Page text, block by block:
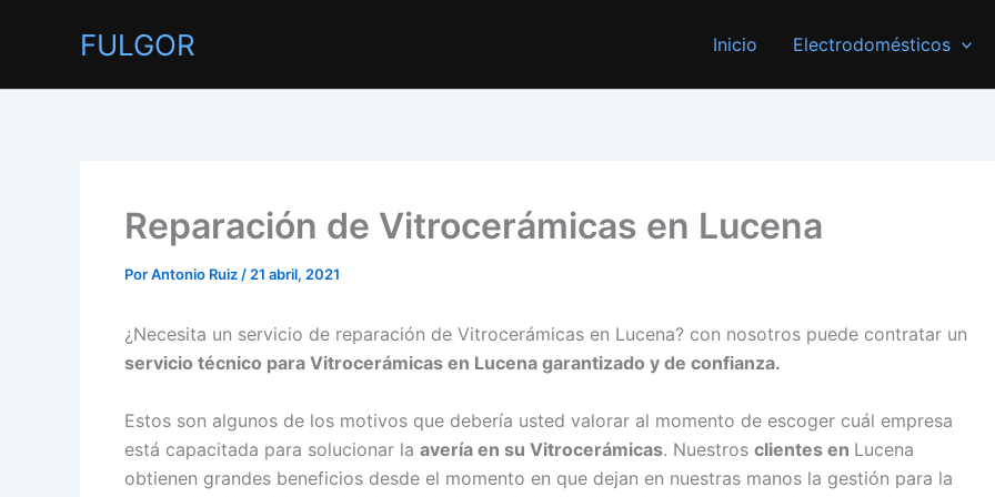
FULGOR Inicio Electrodomésticos
Reparación de Vitrocerámicas en Lucena
PorAntonio Ruiz / 21 abril, 2021
¿Necesita un servicio de reparación de Vitrocerámicas en Lucena? con nosotros puede contratar un
servicio técnico para Vitrocerámicas en Lucena garantizado y de confianza.
Estos son algunos de los motivos que debería usted valorar al momento de escoger cuál empresa
está capacitada para solucionar la avería en su Vitrocerámicas. Nuestros clientes en Lucena
obtienen grandes beneficios desde el momento en que dejan en nuestras manos la gestión para la